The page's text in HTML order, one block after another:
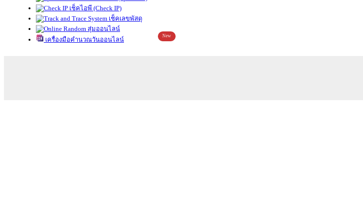
เช็คไอพี (Check IP)
เช็คเลขพัสดุ
สุ่มออนไลน์
เครื่องมือคำนวณวันออนไลน์
New